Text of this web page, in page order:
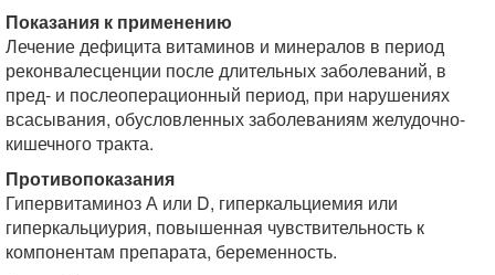
Показания к применению
Лечение дефицита витаминов и минералов в период
реконвалесценции после длительных заболеваний, в
пред- и послеоперационный период, при нарушениях
всасывания, обусловленных заболеваниям желудочно-
кишечного тракта.
Противопоказания
Гипервитаминоз А или D, гиперкальциемия или
гиперкальциурия, повышенная чувствительность к
компонентам препарата, беременность.